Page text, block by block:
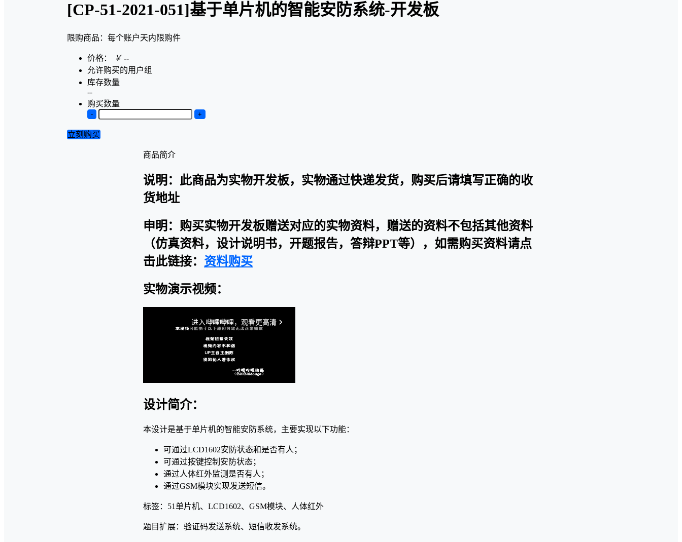
[CP-51-2021-051]基于单片机的智能安防系统-开发板
限购商品：每个账户天内 限购件
价格： ￥ --
允许购买的用户组
库存数量
--
购买数量
- +
立刻购买
商品简介
说明：此商品为实物开发板，实物通过快递发货，购买后请填写正确的收
货地址
申明：购买实物开发板赠送对应的实物资料，赠送的资料不包括其他资料
（仿真资料，设计说明书，开题报告，答辩PPT等），如需购买资料请点
击此链接： 资料购买
实物演示视频：
设计简介：
本设计是基于单片机的智能安防系统，主要实现以下功能：
可通过LCD1602安防状态和是否有人；
可通过按键控制安防状态；
通过人体红外监测是否有人；
通过GSM模块实现发送短信。
标签：51单片机、LCD1602、GSM模块、人体红外
题目扩展：验证码发送系统、短信收发系统。